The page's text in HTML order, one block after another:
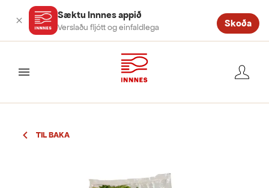
Sæktu Innnes appið
Verslaðu fljótt og einfaldlega Skoða
valmynd
TIL BAKA